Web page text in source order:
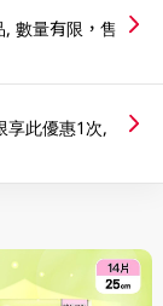
數量有限，售
享此優惠1次,